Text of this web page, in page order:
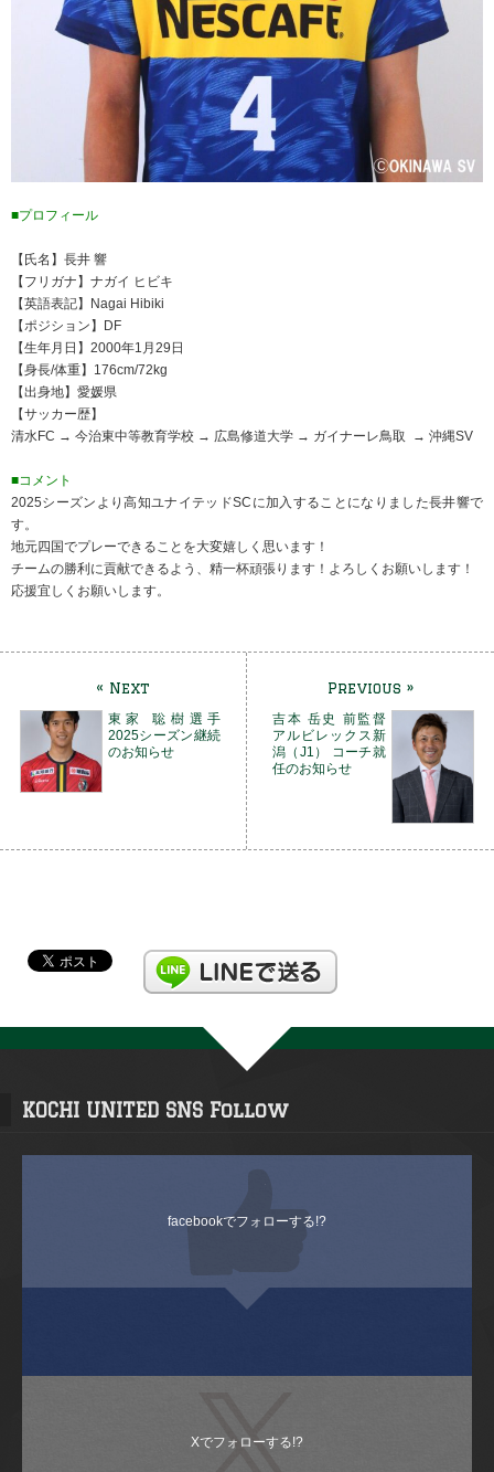
■プロフィール
【氏名】長井 響
【フリガナ】ナガイ ヒビキ
【英語表記】Nagai Hibiki
【ポジション】DF
【生年月日】2000年1月29日
【身長/体重】176cm/72kg
【出身地】愛媛県
【サッカー歴】
清水FC → 今治東中等教育学校 → 広島修道大学 → ガイナーレ鳥取 → 沖縄SV
■コメント
2025シーズンより高知ユナイテッドSCに加入することになりました長井響で
す。
地元四国でプレーできることを大変嬉しく思います！
チームの勝利に貢献できるよう、精一杯頑張ります！よろしくお願いします！
応援宜しくお願いします。
« Next
東家 聡樹選手
2025シーズン継続
のお知らせ
Previous »
吉本 岳史 前監督
アルビレックス新
潟（J1） コーチ就
任のお知らせ
KOCHI UNITED SNS Follow
facebookでフォローする!?
Xでフォローする!?